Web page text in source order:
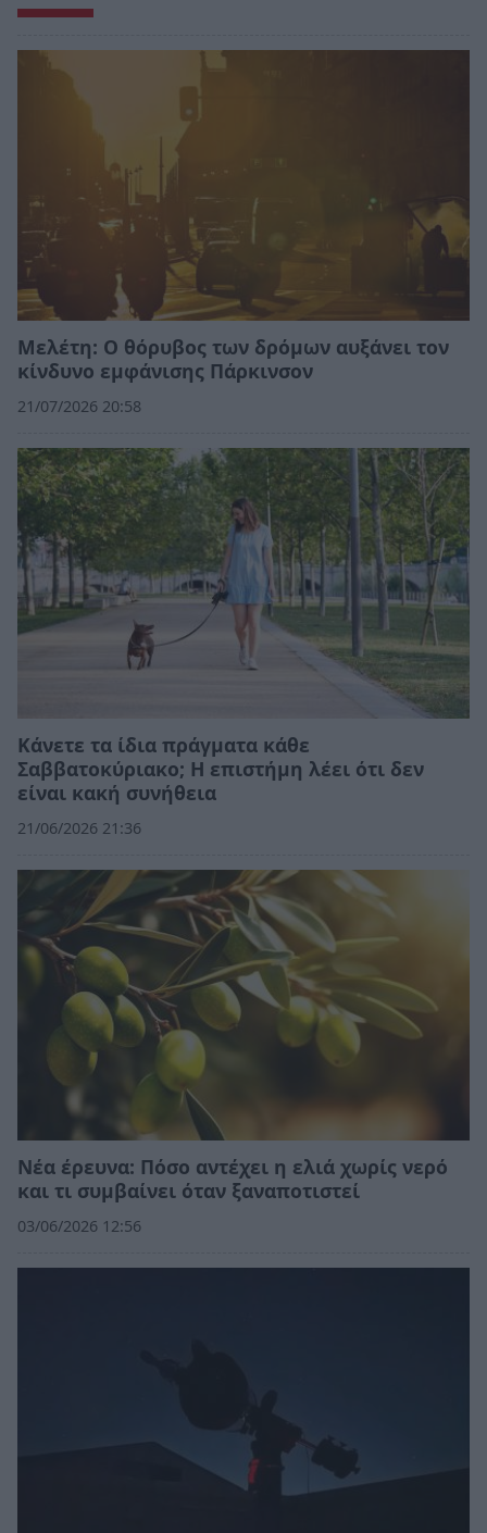
Μελέτη: Ο θόρυβος των δρόμων αυξάνει τον
κίνδυνο εμφάνισης Πάρκινσον
21/07/2026 20:58
Κάνετε τα ίδια πράγματα κάθε
Σαββατοκύριακο; Η επιστήμη λέει ότι δεν
είναι κακή συνήθεια
21/06/2026 21:36
Νέα έρευνα: Πόσο αντέχει η ελιά χωρίς νερό
και τι συμβαίνει όταν ξαναποτιστεί
03/06/2026 12:56